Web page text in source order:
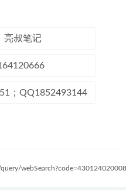
亮叔笔记
；QQ1852493144